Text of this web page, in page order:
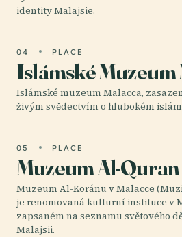
identity Malajsie.
04 PLACE
Islámské
Islámské muzeum Malacca,
živým svědectvím o hlubokém
05 PLACE
Muzeum Al-Quran
Muzeum Al-Koránu v Malacce
je renomovaná kulturní instituce v
zapsaném na seznamu světového
Malajsii.